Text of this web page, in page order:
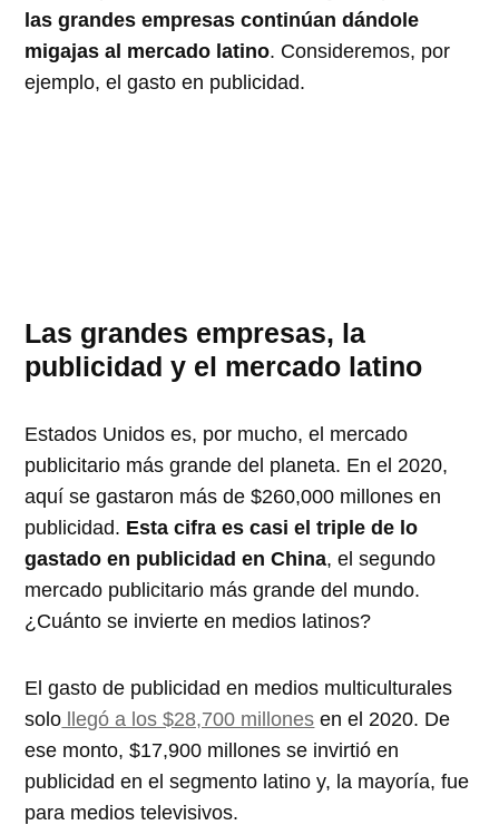
las grandes empresas continúan dándole
migajas al mercado latino. Consideremos, por
ejemplo, el gasto en publicidad.
Las grandes empresas, la
publicidad y el mercado latino
Estados Unidos es, por mucho, el mercado
publicitario más grande del planeta. En el 2020,
aquí se gastaron más de $260,000 millones en
publicidad. Esta cifra es casi el triple de lo
gastado en publicidad en China, el segundo
mercado publicitario más grande del mundo.
¿Cuánto se invierte en medios latinos?
El gasto de publicidad en medios multiculturales
solo llegó a los $28,700 millones en el 2020. De
ese monto, $17,900 millones se invirtió en
publicidad en el segmento latino y, la mayoría, fue
para medios televisivos.